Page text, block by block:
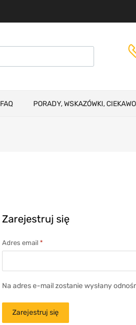
FAQ PORADY, WSKAZÓWKI,
Zarejestruj się
Adres email *
Na adres e-mail zostanie wysłany
Zarejestruj się